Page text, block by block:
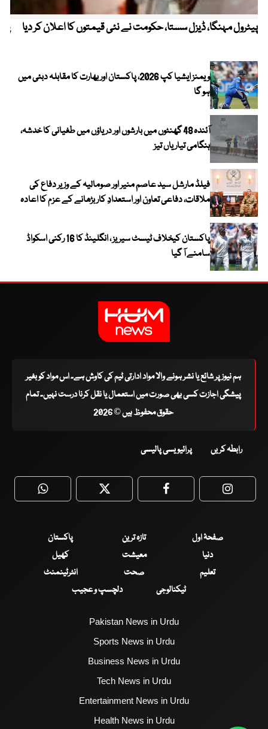
پیٹرول مہنگا، ڈیزل سستا، حکومت نے نئی قیمتوں کا اعلان کر دیا
ویمنز ایشیا کپ 2026، پاکستان اور بھارت کا مقابلہ دبئی میں
ہو گا
آئندہ 48 گھنٹوں میں بارشوں اور دریاؤں میں طغیانی کا خدشہ،
ہنگامی تیاریاں تیز
فیلڈ مارشل سید عاصم منیر اور صومالیہ کے وزیر دفاع کی
ملاقات، دفاعی تعاون اور استعدادِ کار بڑھانے کے عزم کا اعادہ
پاکستان کیخلاف ٹیسٹ سیریز ، انگلینڈ کا 16 رکنی اسکواڈ
سامنے آ گیا
ہم نیوز پر شائع یا نشر ہونے والا مواد ادارتی ٹیم کی کاوش ہے۔ اس مواد کو بغیر
پیشگی اجازت کسی بھی صورت میں استعمال یا نقل کرنا درست نہیں۔ تمام
حقوق محفوظ ہیں © 2026
رابطہ کریں پرائیویسی پالیسی
WhatsApp Twitter Facebook
صفحۂ اول تازہ ترین
پاکستان
دنیا
معیشت
کھیل
تعلیم
صحت
انٹرٹینمنٹ
ٹیکنالوجی
دلچسپ و عجیب
Pakistan News in Urdu
Sports News in Urdu
Business News in Urdu
Tech News in Urdu
Entertainment News in Urdu
Health News in Urdu